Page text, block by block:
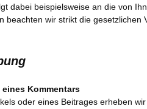
dabei beispielsweise an die von
beachten wir strikt die
Kommentars
oder eines Beitrages erheben